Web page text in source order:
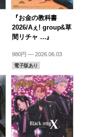
『お金の教科書
2026/Aぇ! group&草
間リチャ …』
980円 — 2026.06.03
電子版あり